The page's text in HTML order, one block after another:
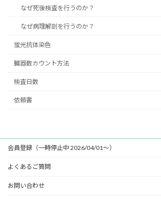
なぜ死後検査を行うのか？
なぜ病理解剖を行うのか？
蛍光抗体染色
臓器数カウント方法
検査日数
依頼書
会員登録（一時停止中 2026/04/01～）
よくあるご質問
お問い合わせ